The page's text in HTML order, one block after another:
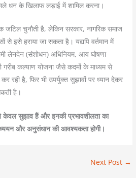
धन के खिलाफ लड़ाई में शामिल करना।
जटिल चुनौती है, लेकिन सरकार, नागरिक समाज
से इसे हराया जा सकता है। यद्यपि वर्तमान में
लेनदेन (संशोधन) अधिनियम, आय घोषणा
गरीब कल्याण योजना जैसे कदमों के माध्यम से
रही है, फिर भी उपर्युक्त सुझावों पर ध्यान देकर
है।
केवल सुझाव हैं और इनकी प्रभावशीलता का
और अनुसंधान की आवश्यकता होगी।
Next Post →